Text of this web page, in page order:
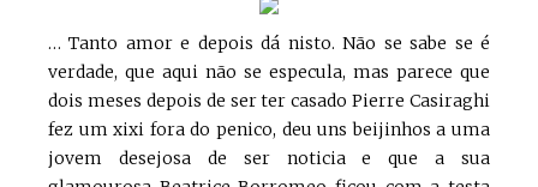
… Tanto amor e depois dá nisto. Não se sabe se é
verdade, que aqui não se especula, mas parece que
dois meses depois de ser ter casado Pierre Casiraghi
fez um xixi fora do penico, deu uns beijinhos a uma
jovem desejosa de ser noticia e que a sua